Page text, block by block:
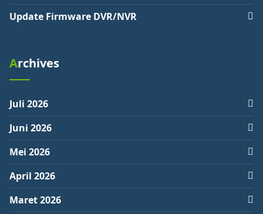
Update Firmware DVR/NVR
Archives
Juli 2026
Juni 2026
Mei 2026
April 2026
Maret 2026